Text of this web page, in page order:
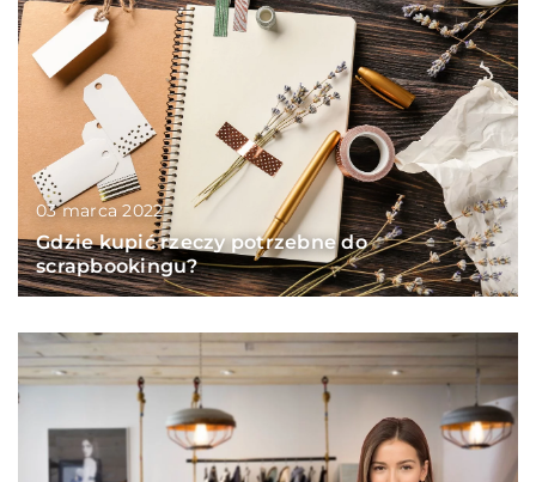
03 marca 2022
Gdzie kupić rzeczy potrzebne do
scrapbookingu?